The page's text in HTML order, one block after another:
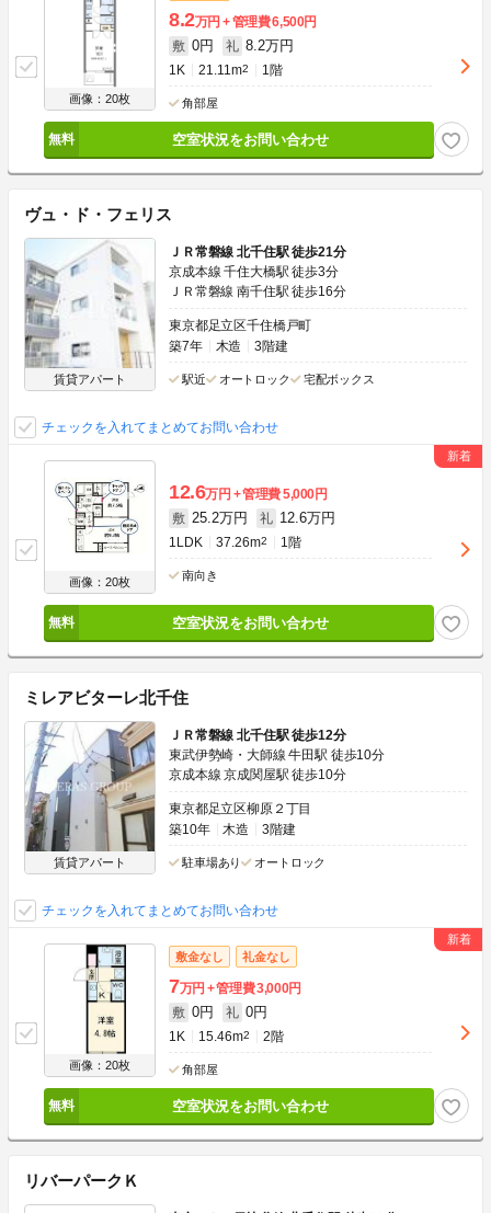
画像：20枚
8.2万円 管理費6,500円
敷 0円 礼 8.2万円
1K 21.11m2 1階
角部屋
空室状況をお問い合わせ
ヴュ・ド・フェリス
賃貸アパート
ＪＲ常磐線 北千住駅 徒歩21分
京成本線 千住大橋駅 徒歩3分
ＪＲ常磐線 南千住駅 徒歩16分
東京都足立区千住橋戸町
築7年
木造 3階建
駅近 オートロック 宅配ボックス
チェックを入れてまとめてお問い合わせ
画像：20枚
12.6万円 管理費5,000円
敷 25.2万円 礼 12.6万円
1LDK 37.26m2 1階
南向き
空室状況をお問い合わせ
ミレアビターレ北千住
賃貸アパート
ＪＲ常磐線 北千住駅 徒歩12分
東武伊勢崎・大師線 牛田駅 徒歩10分
京成本線 京成関屋駅 徒歩10分
東京都足立区柳原２丁目
築10年
木造 3階建
駐車場あり オートロック
チェックを入れてまとめてお問い合わせ
画像：20枚
敷金なし 礼金なし
7万円 管理費3,000円
敷 0円 礼 0円
1K 15.46m2 2階
角部屋
空室状況をお問い合わせ
リバーパークＫ